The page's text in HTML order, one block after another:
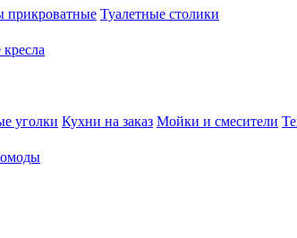
прикроватные Туалетные столики
уголки Кухни на заказ Мойки и смесители